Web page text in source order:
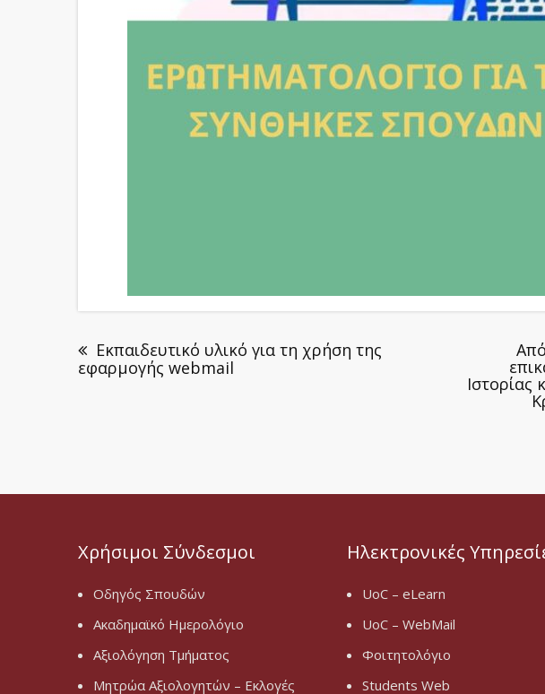
Εκπαιδευτικό υλικό για τη χρήση της
εφαρμογής webmail
Ιστορίας
Χρήσιμοι Σύνδεσμοι
Οδηγός Σπουδών
Ακαδημαϊκό Ημερολόγιο
Αξιολόγηση Τμήματος
Μητρώα Αξιολογητών – Εκλογές
Ηλεκτρονικές
UoC – eLearn
UoC – WebMail
Φοιτητολόγιο
Students Web